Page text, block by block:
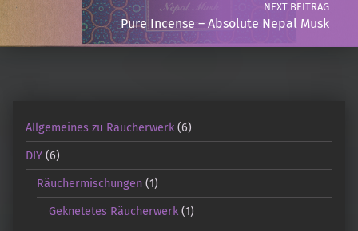
NEXT BEITRAG
Pure Incense – Absolute Nepal Musk
Allgemeines zu Räucherwerk (6)
DIY (6)
Räuchermischungen (1)
Geknetetes Räucherwerk(1)